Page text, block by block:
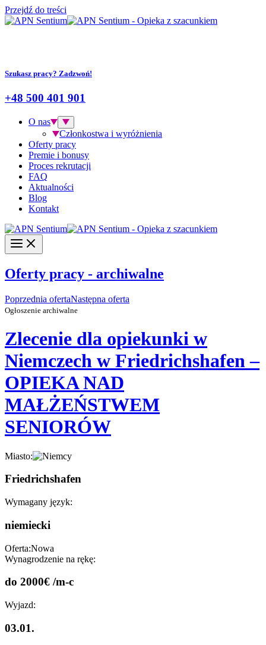
Przejdź do treści
Szukasz pracy? Zadzwoń!
+48 500 401 901
O nas
Członkostwa i wyróżnienia
Oferty pracy
Premie i bonusy
Proces rekrutacji
FAQ
Aktualności
Blog
Kontakt
Oferty pracy - archiwalne
Poprzednia ofertaNastępna oferta
Ogłoszenie archiwalne
Zlecenie dla opiekunki w
Niemczech w Friedrichshafen –
OPIEKA NAD
MAŁŻEŃSTWEM
SENIORÓW
Miasto:
Friedrichshafen
Wymagany język:
niemiecki
Oferta:Nowa
Wynagrodzenie na rękę:
do 2000€ /m-c
Wyjazd:
03.01.